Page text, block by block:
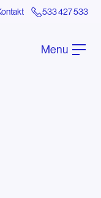
533 427 533
Menu